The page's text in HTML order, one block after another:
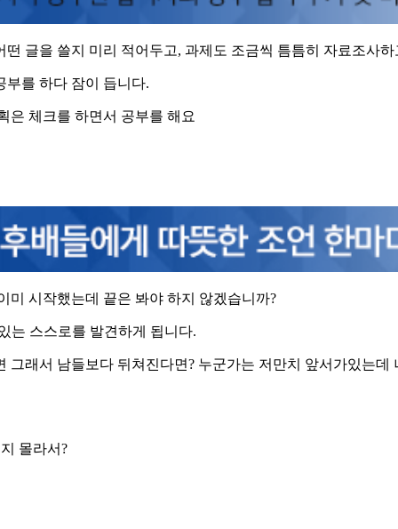
글을 쓸지 미리 적어두고, 과제도 조금씩 틈틈히 자료조사
부를 하다 잠이 듭니다.
은 체크를 하면서 공부를 해요
미 시작했는데 끝은 봐야 하지 않겠습니까?
는 스스로를 발견하게 됩니다.
래서 남들보다 뒤쳐진다면? 누군가는 저만치 앞서가있는
몰라서?